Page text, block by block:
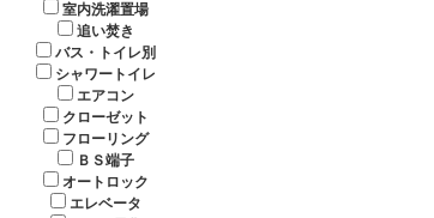
室内洗濯置場
追い焚き
バス・トイレ別
シャワートイレ
エアコン
クローゼット
フローリング
ＢＳ端子
オートロック
エレベータ